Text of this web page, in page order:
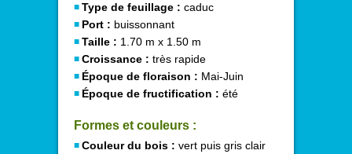
Type de feuillage : caduc
Port : buissonnant
Taille : 1.70 m x 1.50 m
Croissance : très rapide
Époque de floraison : Mai-Juin
Époque de fructification : été
Formes et couleurs :
Couleur du bois : vert puis gris clair